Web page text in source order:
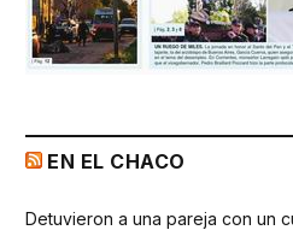
EN EL CHACO
Detuvieron a una pareja con un